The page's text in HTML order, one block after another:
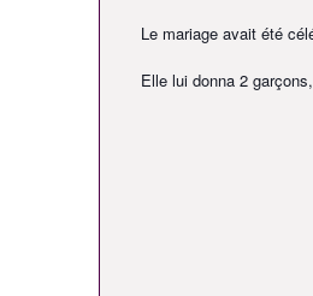
Le mariage avait été
Elle lui donna 2